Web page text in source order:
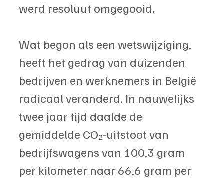
werd resoluut omgegooid.
Wat begon als een wetswijziging,
heeft het gedrag van duizenden
bedrijven en werknemers in België
radicaal veranderd. In nauwelijks
twee jaar tijd daalde de
gemiddelde CO₂-uitstoot van
bedrijfswagens van 100,3 gram
per kilometer naar 66,6 gram per